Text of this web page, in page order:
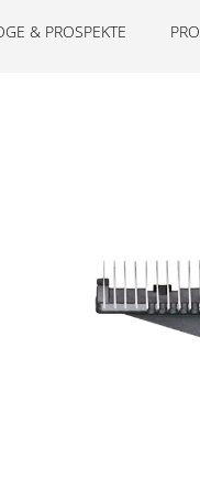
& PROSPEKTE